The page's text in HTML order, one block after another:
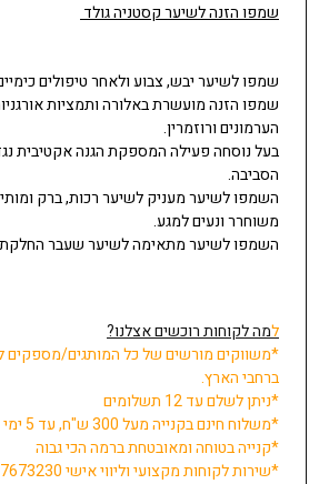
שמפו הזנה לשיער קסטניה גולד
שמפו לשיער יבש, צבוע ולאחר טיפולים
שמפו הזנה מועשרת באלורה ותמציות
הערמונים ורוזמרין.
בעל נוסחה פעילה המספקת הגנה אקטיבית
הסביבה.
השמפו לשיער מעניק לשיער רכות, ברק
משוחרר ונעים למגע.
השמפו לשיער מתאימה לשיער שעבר
למה לקוחות רוכשים אצלנו?
ברחבי הארץ.
*ניתן לשלם עד 12 תשלומים
*משלוח חינם בקנייה מעל 300 ש"ח, עד 5 ימי עסקים
*קנייה בטוחה ומאובטחת ברמה הכי גבוה
*שירות לקוחות מקצועי וליווי אישי 097673230